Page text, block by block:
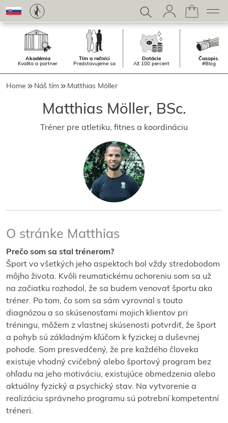
Akadémia
Kvalita a partner
Tím a rečníci
Predstavujeme sa
Dotácie
Až 100 percent
Časopis.
#Blog
Home Náš tím Matthias Möller
Matthias Möller, BSc.
Tréner pre atletiku, fitnes a koordináciu
O stránke Matthias
Prečo som sa stal trénerom?
Šport vo všetkých jeho aspektoch bol vždy stredobodom
môjho života. Kvôli reumatickému ochoreniu som sa už
na začiatku rozhodol, že sa budem venovať športu ako
tréner. Po tom, čo som sa sám vyrovnal s touto
diagnózou a so skúsenosťami mojich klientov pri
tréningu, môžem z vlastnej skúsenosti potvrdiť, že šport
a pohyb sú základným kľúčom k fyzickej a duševnej
pohode. Som presvedčený, že pre každého človeka
existuje vhodný cvičebný alebo športový program bez
ohľadu na jeho motiváciu, existujúce obmedzenia alebo
aktuálny fyzický a psychický stav. Na vytvorenie a
realizáciu správneho programu sú potrební kompetentní
tréneri.